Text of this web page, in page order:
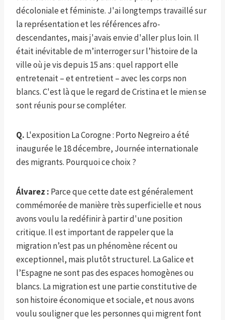
décoloniale et féministe. J'ai longtemps travaillé sur
la représentation et les références afro-
descendantes, mais j'avais envie d'aller plus loin. Il
était inévitable de m’interroger sur l’histoire de la
ville où je vis depuis 15 ans : quel rapport elle
entretenait – et entretient – ​​avec les corps non
blancs. C'est là que le regard de Cristina et le mien se
sont réunis pour se compléter.
Q. L'exposition La Corogne : Porto Negreiro a été
inaugurée le 18 décembre, Journée internationale
des migrants. Pourquoi ce choix ?
Álvarez : Parce que cette date est généralement
commémorée de manière très superficielle et nous
avons voulu la redéfinir à partir d'une position
critique. Il est important de rappeler que la
migration n’est pas un phénomène récent ou
exceptionnel, mais plutôt structurel. La Galice et
l’Espagne ne sont pas des espaces homogènes ou
blancs. La migration est une partie constitutive de
son histoire économique et sociale, et nous avons
voulu souligner que les personnes qui migrent font